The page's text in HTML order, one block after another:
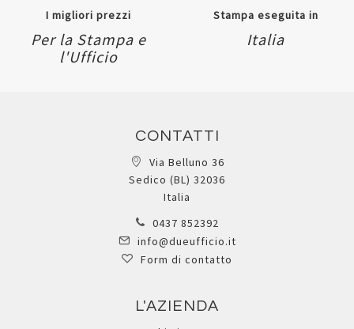
I migliori prezzi
Per la Stampa e
l'Ufficio
Stampa eseguita in
Italia
CONTATTI
Via Belluno 36
Sedico (BL) 32036
Italia
0437 852392
info@dueufficio.it
Form di contatto
L'AZIENDA